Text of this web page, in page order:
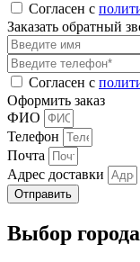
Согласен с
Заказать обратный
Согласен с
Оформить заказ
ФИО
Телефон
Почта
Адрес доставки
Отправить
Выбор города